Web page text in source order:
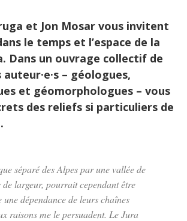
et Jon Mosar vous invitent
le temps et l’espace de la
Dans un ouvrage collectif de
– géologues,
et géomorphologues – vous
des reliefs si particuliers de
séparé des Alpes par une vallée de
de largeur, pourrait cependant être
une dépendance de leurs chaînes
raisons me le persuadent. Le Jura